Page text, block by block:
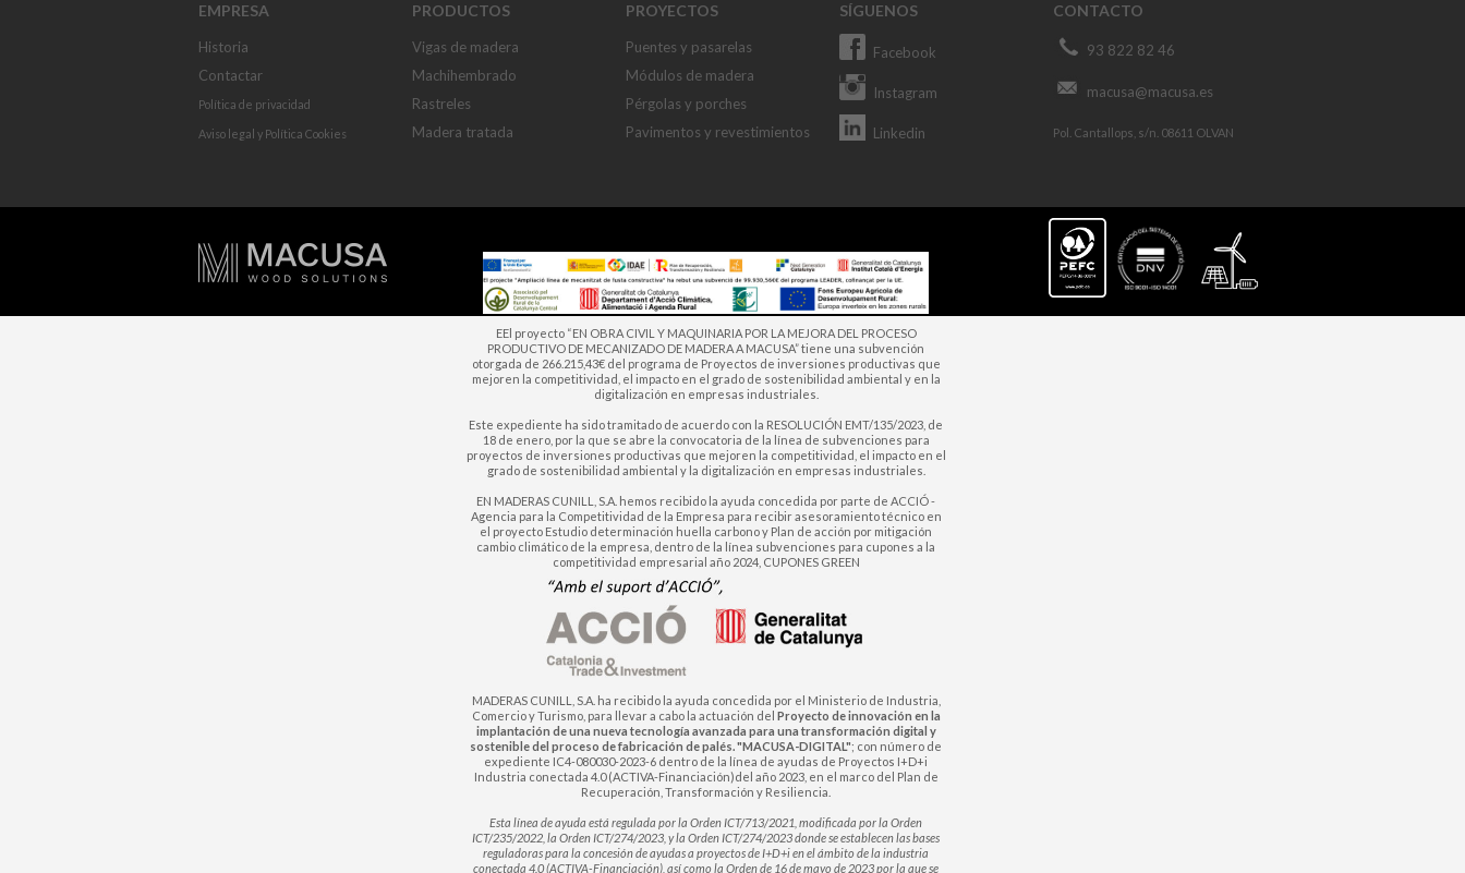
EMPRESA
Historia
Contactar
Política de privacidad
Aviso legal y Política Cookies
PRODUCTOS
Vigas de madera
Machihembrado
Rastreles
Madera tratada
PROYECTOS
Puentes y pasarelas
Módulos de madera
Pérgolas y porches
Pavimentos y revestimientos
SÍGUENOS
Facebook
Instagram
Linkedin
CONTACTO
93 822 82 46
macusa@macusa.es
Pol. Cantallops, s/n. 08611 OLVAN
EEl proyecto “EN OBRA CIVIL Y MAQUINARIA POR LA MEJORA DEL PROCESO
PRODUCTIVO DE MECANIZADO DE MADERA A MACUSA” tiene una subvención
otorgada de 266.215,43€ del programa de Proyectos de inversiones productivas que
mejoren la competitividad, el impacto en el grado de sostenibilidad ambiental y en la
digitalización en empresas industriales.
Este expediente ha sido tramitado de acuerdo con la RESOLUCIÓN EMT/135/2023, de
18 de enero, por la que se abre la convocatoria de la línea de subvenciones para
proyectos de inversiones productivas que mejoren la competitividad, el impacto en el
grado de sostenibilidad ambiental y la digitalización en empresas industriales.
EN MADERAS CUNILL, S.A. hemos recibido la ayuda concedida por parte de ACCIÓ -
Agencia para la Competitividad de la Empresa para recibir asesoramiento técnico en
el proyecto Estudio determinación huella carbono y Plan de acción por mitigación
cambio climático de la empresa, dentro de la línea subvenciones para cupones a la
competitividad empresarial año 2024, CUPONES GREEN
MADERAS CUNILL, S.A. ha recibido la ayuda concedida por el Ministerio de Industria,
Comercio y Turismo, para llevar a cabo la actuación del Proyecto de innovación en la
implantación de una nueva tecnología avanzada para una transformación digital y
sostenible del proceso de fabricación de palés. "MACUSA-DIGITAL"; con número de
expediente IC4-080030-2023-6 dentro de la línea de ayudas de Proyectos I+D+i
Industria conectada 4.0 (ACTIVA-Financiación)del año 2023, en el marco del Plan de
Recuperación, Transformación y Resiliencia.
Esta línea de ayuda está regulada por la Orden ICT/713/2021, modificada por la Orden
ICT/235/2022, la Orden ICT/274/2023, y la Orden ICT/274/2023 donde se establecen las bases
reguladoras para la concesión de ayudas a proyectos de I+D+i en el ámbito de la industria
conectada 4.0 (ACTIVA-Financiación), así como la Orden de 16 de mayo de 2023 por la que se